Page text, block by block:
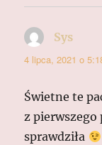
Sys
4 lipca, 2021 o
Świetne te
z pierwszego
sprawdziła